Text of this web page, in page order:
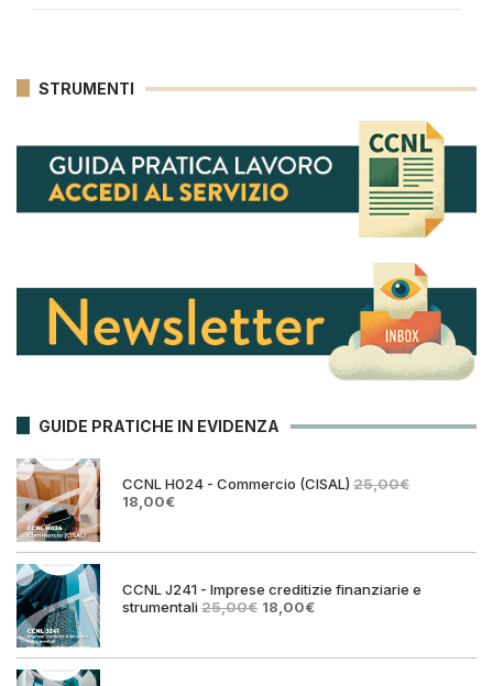
STRUMENTI
GUIDE PRATICHE IN EVIDENZA
CCNL H024 - Commercio (CISAL) 25,00€
Il
era:
18,00€Il
è:
CCNL J241 - Imprese creditizie finanziarie e
strumentali25,00€ Il
era:
18,00€Il
è: